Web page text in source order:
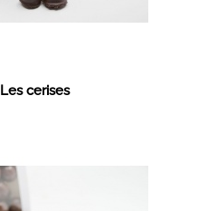
Les cerises